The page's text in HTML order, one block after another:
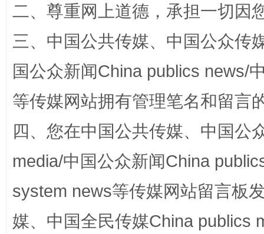
国家大学科技园优化重塑工作
二、尊重网上道德，承担一切因
三、中国公共传媒、中国公众传
国公众新闻China publics news/
等传媒网站拥有管理笔名和留言
四、您在中国公共传媒、中国公
media/中国公众新闻China
system news等传媒网站留言板
媒、中国全民传媒China publics